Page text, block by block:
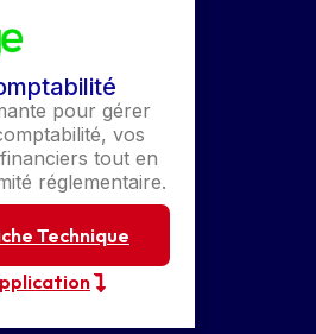
pour gérer
vos
tout en
réglementaire.
Technique